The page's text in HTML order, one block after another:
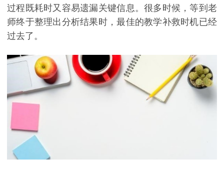
过程既耗时又容易遗漏关键信息。很多时候，等到老
师终于整理出分析结果时，最佳的教学补救时机已经
过去了。